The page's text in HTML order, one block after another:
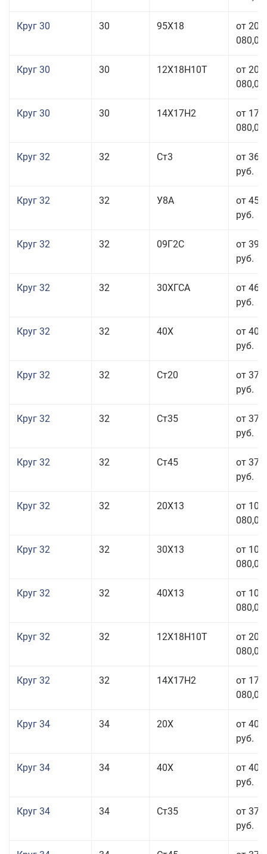
Круг 30 30 95Х18
от 208
080,00
Круг 30 30 12Х18Н10Т
от 208
080,00
Круг 30 30 14Х17Н2
от 177
080,00
Круг 32 32 Ст3
от 36
руб.
Круг 32 32 У8А
от 45
руб.
Круг 32 32 09Г2С
от 39
руб.
Круг 32 32 30ХГСА
от 46
руб.
Круг 32 32 40Х
от 40
руб.
Круг 32 32 Ст20
от 37
руб.
Круг 32 32 Ст35
от 37
руб.
Круг 32 32 Ст45
от 37
руб.
Круг 32 32 20Х13
от 101
080,00
Круг 32 32 30Х13
от 101
080,00
Круг 32 32 40Х13
от 101
080,00
Круг 32 32 12Х18Н10Т
от 208
080,00
Круг 32 32 14Х17Н2
от 177
080,00
Круг 34 34 20Х
от 40
руб.
Круг 34 34 40Х
от 40
руб.
Круг 34 34 Ст35
от 37
руб.